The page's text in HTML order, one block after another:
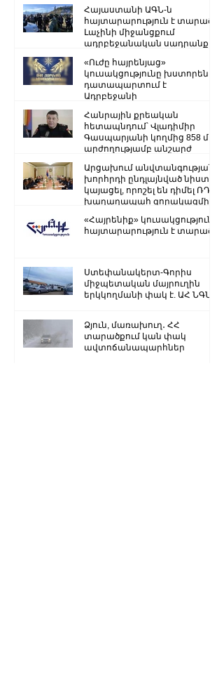
Հայաստանի ԱԳՆ-ն
հայտարարություն է տարածել
Լաչինի միջանցքում
ադրբեջանական սադրանքի
«Ուժը հայրենյաց»
կուսակցությունը խստորեն
դատապարտում է
Ադրբեջանի
ղեկավարության.
Հանրային քրեական
հետապնդում՝ Վլադիմիր
Գասպարյանի կողմից 858 մլն
արժողությամբ անշարժ
Արցախում անվտանգության
խորհրդի ընդլայնված նիստ է
կայացել, որոշել են դիմել ՌԴ
խաղաղապահ զորակազմի ...
«Հայրենիք» կուսակցությունը
հայտարարություն է տարածել
Ստեփանակերտ-Գորիս
միջպետական մայրուղին
երկկողմանի փակ է. ԱՀ ՆԳՆ
Ձյուն, մառախուղ․ ՀՀ
տարածքում կան փակ
ավտոճանապարհներ